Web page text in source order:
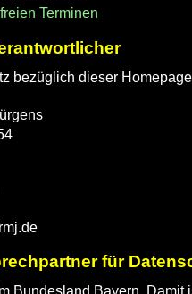
Terminen
bezüglich dieser
für
Bundesland Bayern.